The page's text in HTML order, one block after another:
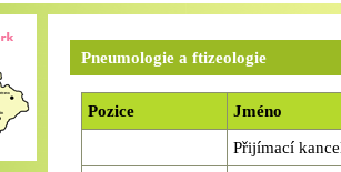
Pneumologie a ftizeologie
Pozice Jméno
Přijímací